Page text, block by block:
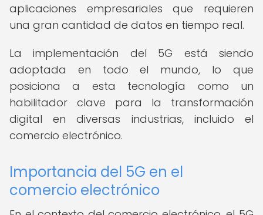
aplicaciones empresariales que requieren
una gran cantidad de datos en tiempo real.
La implementación del 5G está siendo
adoptada en todo el mundo, lo que
posiciona a esta tecnología como un
habilitador clave para la transformación
digital en diversas industrias, incluido el
comercio electrónico.
Importancia del 5G en el
comercio electrónico